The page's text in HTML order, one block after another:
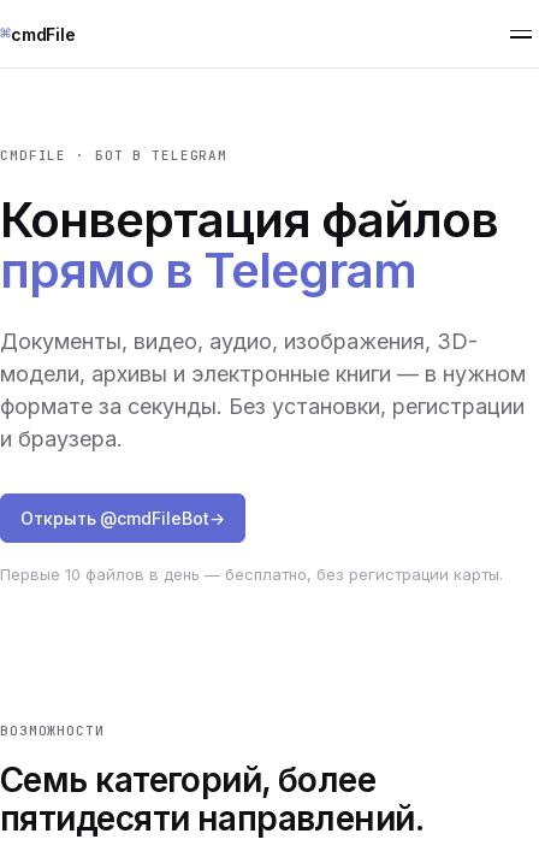
⌘cmdFile
CMDFILE · БОТ В TELEGRAM
Конвертация файлов
прямо в Telegram
Документы, видео, аудио, изображения, 3D-
модели, архивы и электронные книги — в нужном
формате за секунды. Без установки, регистрации
и браузера.
Открыть @cmdFileBot→
Первые 10 файлов в день — бесплатно, без регистрации карты.
ВОЗМОЖНОСТИ
Семь категорий, более
пятидесяти направлений.